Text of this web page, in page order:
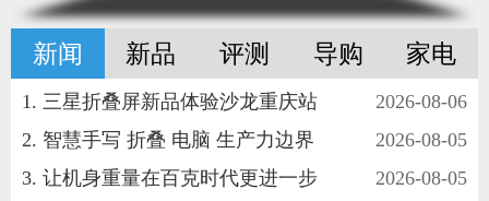
图赏 游记 直播
新闻 新品 评测 导购 家电
三星折叠屏新品体验沙龙重庆站
2026-08-06
智慧手写 折叠 电脑 生产力边界
2026-08-05
让机身重量在百克时代更进一步
2026-08-05